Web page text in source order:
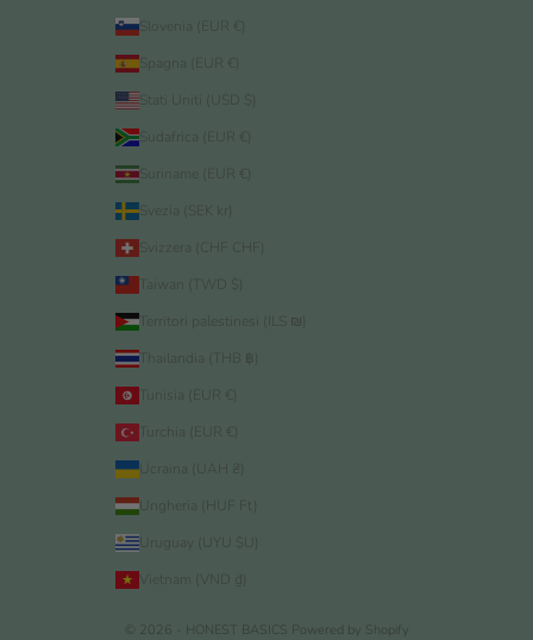
Slovenia (EUR €)
Spagna (EUR €)
Stati Uniti (USD $)
Sudafrica (EUR €)
Suriname (EUR €)
Svezia (SEK kr)
Svizzera (CHF CHF)
Taiwan (TWD $)
Territori palestinesi (ILS ₪)
Thailandia (THB ฿)
Tunisia (EUR €)
Turchia (EUR €)
Ucraina (UAH ₴)
Ungheria (HUF Ft)
Uruguay (UYU $U)
Vietnam (VND ₫)
© 2026 - HONEST BASICS Powered by Shopify